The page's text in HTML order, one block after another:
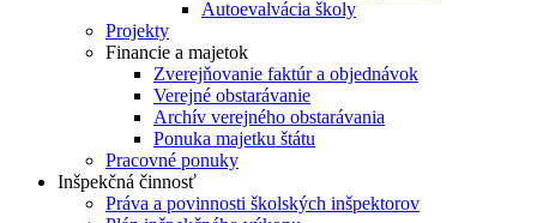
Autoevalvácia školy
Projekty
Financie a majetok
Zverejňovanie faktúr a objednávok
Verejné obstarávanie
Archív verejného obstarávania
Ponuka majetku štátu
Pracovné ponuky
Inšpekčná činnosť
Práva a povinnosti školských inšpektorov